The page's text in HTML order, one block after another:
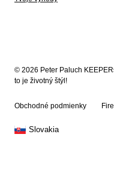
© 2026 Peter Paluch
to je životný štýl!
Obchodné podmienky
Slovakia